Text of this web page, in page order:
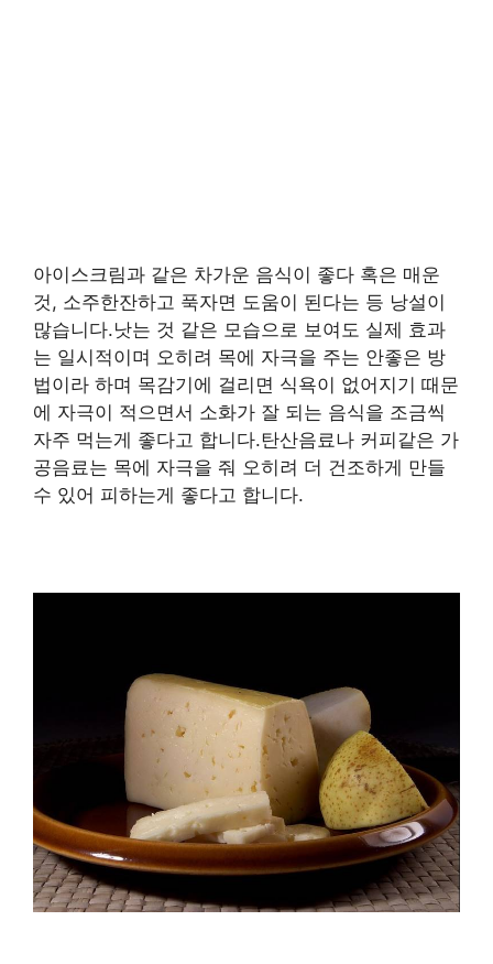
아이스크림과 같은 차가운 음식이 좋다 혹은 매운
것, 소주한잔하고 푹자면 도움이 된다는 등 낭설이
많습니다.낫는 것 같은 모습으로 보여도 실제 효과
는 일시적이며 오히려 목에 자극을 주는 안좋은 방
법이라 하며 목감기에 걸리면 식욕이 없어지기 때문
에 자극이 적으면서 소화가 잘 되는 음식을 조금씩
자주 먹는게 좋다고 합니다.탄산음료나 커피같은 가
공음료는 목에 자극을 줘 오히려 더 건조하게 만들
수 있어 피하는게 좋다고 합니다.